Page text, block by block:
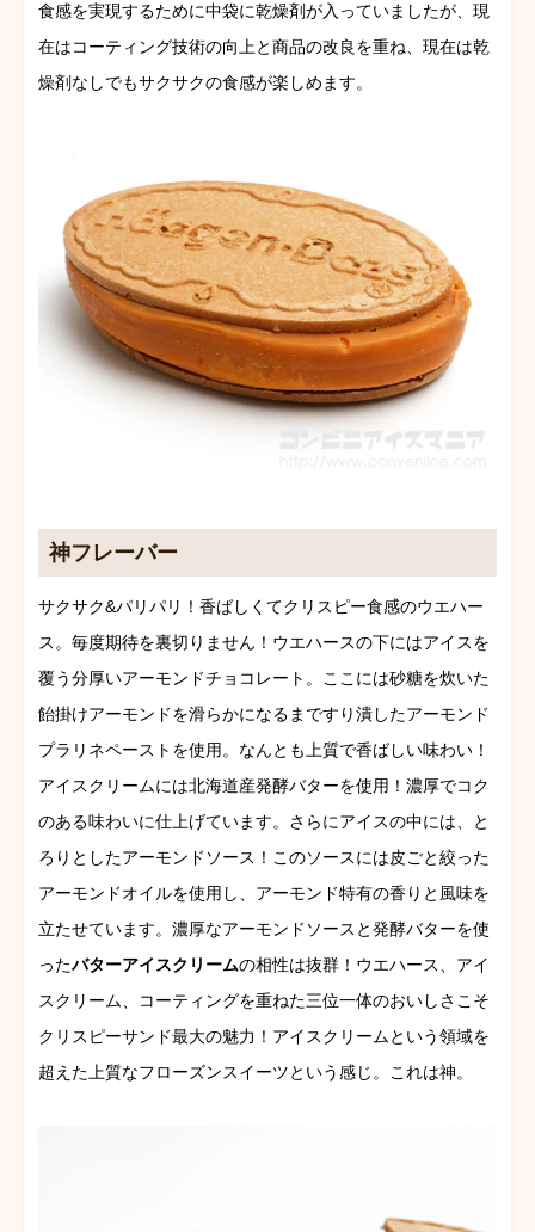
食感を実現するために中袋に乾燥剤が入っていましたが、現
在はコーティング技術の向上と商品の改良を重ね、現在は乾
燥剤なしでもサクサクの食感が楽しめます。
神フレーバー
サクサク&パリパリ！香ばしくてクリスピー食感のウエハー
ス。毎度期待を裏切りません！ウエハースの下にはアイスを
覆う分厚いアーモンドチョコレート。ここには砂糖を炊いた
飴掛けアーモンドを滑らかになるまですり潰したアーモンド
プラリネペーストを使用。なんとも上質で香ばしい味わい！
アイスクリームには北海道産発酵バターを使⽤！濃厚でコク
のある味わいに仕上げています。さらにアイスの中には、と
ろりとしたアーモンドソース！このソースには⽪ごと絞った
アーモンドオイルを使⽤し、アーモンド特有の香りと風味を
立たせています。濃厚なアーモンドソースと発酵バターを使
ったバターアイスクリームの相性は抜群！ウエハース、アイ
スクリーム、コーティングを重ねた三位一体のおいしさこそ
クリスピーサンド最大の魅力！アイスクリームという領域を
超えた上質なフローズンスイーツという感じ。これは神。